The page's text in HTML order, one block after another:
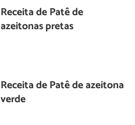
Receita de Patê de
azeitonas pretas
Receita de Patê de azeitona
verde